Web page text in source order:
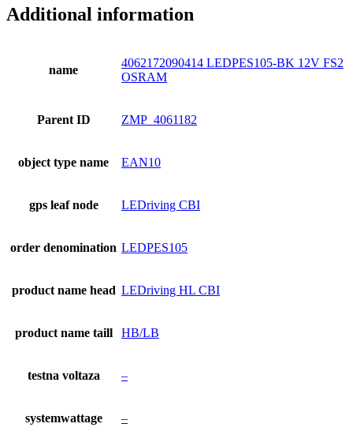
Additional information
name
4062172090414 LEDPES105-BK 12V FS2
OSRAM
Parent ID ZMP_4061182
object type name EAN10
gps leaf node LEDriving CBI
order denomination LEDPES105
product name head LEDriving HL CBI
product name taill HB/LB
testna voltaza –
systemwattage –